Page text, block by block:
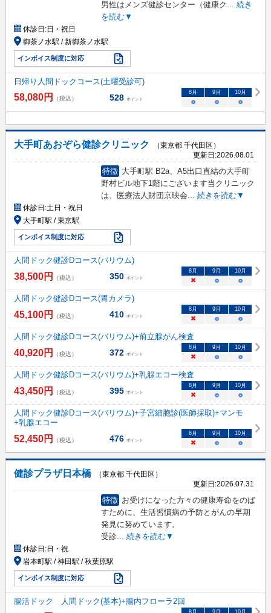
男性はメンズ健診センター（健康ク
続き
を読む▼
休診日:日・祝日
御茶ノ水駅 / 新御茶ノ水駅
インボイス制度に対応
日帰り人間ドックコース(土曜受診可)
58,080円 （税込） 528 ポイント
8 月 9 月 10月
○ ○ ○
大手町あおぞら健診クリニック
（東京都 千代田区）
更新日:2026.08.01
特徴 大手町駅 B2a、A5出口直結の大手町
野村ビル地下1階にございます当クリニック
は、医療法人財団京映会... 続きを読む▼
休診日:土日・祝日
大手町駅 / 東京駅
インボイス制度に対応
人間ドック健診Dコース(バリウム)
38,500円 （税込） 350 ポイント
8月 9月 10月
× ○ ○
人間ドック健診Dコース(胃カメラ)
45,100円 （税込） 410 ポイント
8月 9月 10月
× ○ ○
人間ドック健診Dコース(バリウム)+前立腺がん検査
40,920円 （税込） 372 ポイント
8月 9月 10月
× ○ ○
人間ドック健診Dコース(バリウム)+乳腺エコー検査
43,450円 （税込） 395 ポイント
8月 9月 10月
× ○ ○
人間ドック健診Dコース(バリウム)+子宮細胞診(医師採取)+マンモ
+乳腺エコー
52,450円 （税込） 476 ポイント
8月 9月 10月
× ○ ○
健診プラザ日本橋
（東京都 千代田区）
更新日:2026.07.31
特徴 お受けになった方々の健康寿命をのば
すために、生活習慣病の予防とがんの早期
発見に努めています。
受診... 続きを読む▼
休診日:日・祝
岩本町駅 / 神田駅 / 秋葉原駅
インボイス制度に対応
腸活ドック 人間ドック(基本)+腸内フローラ2回
8 月 9 月 10月